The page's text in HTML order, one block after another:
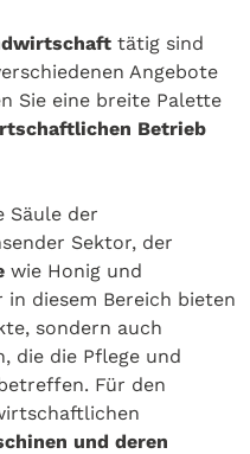
tätig sind
Angebote
Sie eine breite Palette
Betrieb
Säule der
Sektor, der
wie Honig und
diesem Bereich bieten
sondern auch
die die Pflege und
Für den
und deren